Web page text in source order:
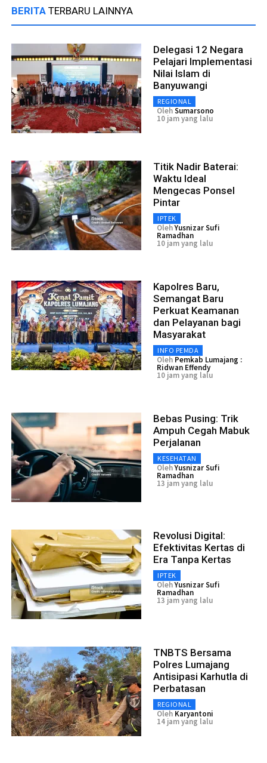
BERITA TERBARU LAINNYA
Delegasi 12 Negara
Pelajari Implementasi
Nilai Islam di
Banyuwangi
REGIONAL
OlehSumarsono
10 jam yang lalu
Titik Nadir Baterai:
Waktu Ideal
Mengecas Ponsel
Pintar
IPTEK
OlehYusnizar Sufi
Ramadhan
10 jam yang lalu
Kapolres Baru,
Semangat Baru
Perkuat Keamanan
dan Pelayanan bagi
Masyarakat
INFO PEMDA
Oleh Pemkab Lumajang :
Ridwan Effendy
10 jam yang lalu
Bebas Pusing: Trik
Ampuh Cegah Mabuk
Perjalanan
KESEHATAN
OlehYusnizar Sufi
Ramadhan
13 jam yang lalu
Revolusi Digital:
Efektivitas Kertas di
Era Tanpa Kertas
IPTEK
OlehYusnizar Sufi
Ramadhan
13 jam yang lalu
TNBTS Bersama
Polres Lumajang
Antisipasi Karhutla di
Perbatasan
REGIONAL
Oleh Karyantoni
14 jam yang lalu